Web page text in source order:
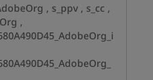
, s_ppv , s_cc ,
,